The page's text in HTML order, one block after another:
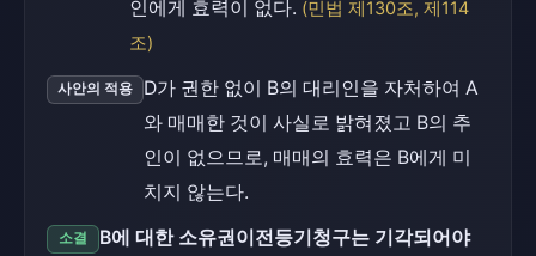
인에게 효력이 없다. (민법 제130조, 제114
조)
사안의 적용
D가 권한 없이 B의 대리인을 자처하여 A
와 매매한 것이 사실로 밝혀졌고 B의 추
인이 없으므로, 매매의 효력은 B에게 미
치지 않는다.
소결
B에 대한 소유권이전등기청구는 기각되어야